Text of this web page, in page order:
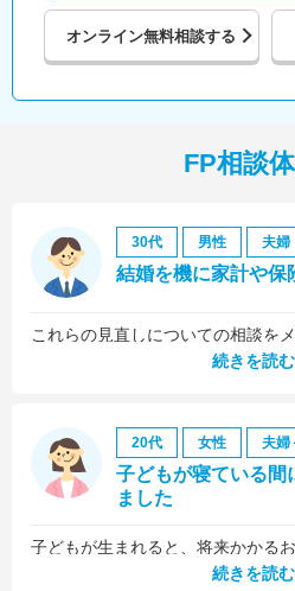
オンライン無料相談する
FP相談
30代 男性 夫婦
結婚を機に家計や保
続きを読む
20代 女性 夫婦
子どもが寝ている間
ました
何より、とても親身になって対応してくださって大満足。うちと同じように子
続きを読む